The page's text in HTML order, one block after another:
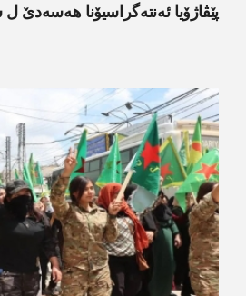
پێڤاژۆیا ئەنتەگراسیۆنا ھەسەدێ